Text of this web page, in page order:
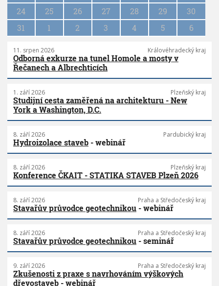
24
25 26 27 28 29
30
31
1 2 3 4 5 6
11. srpen 2026 Královéhradecký kraj
Odborná exkurze na tunel Homole a mosty v
Řečanech a Albrechticích
1. září 2026 Plzeňský kraj
Studijní cesta zaměřená na architekturu - New
York a Washington, D.C.
8. září 2026 Pardubický kraj
Hydroizolace staveb - webinář
8. září 2026 Plzeňský kraj
Konference ČKAIT - STATIKA STAVEB Plzeň 2026
8. září 2026 Praha a Středočeský kraj
Stavařův průvodce geotechnikou - webinář
8. září 2026 Praha a Středočeský kraj
Stavařův průvodce geotechnikou - seminář
9. září 2026 Praha a Středočeský kraj
Zkušenosti z praxe s navrhováním výškových
dřevostaveb - webinář